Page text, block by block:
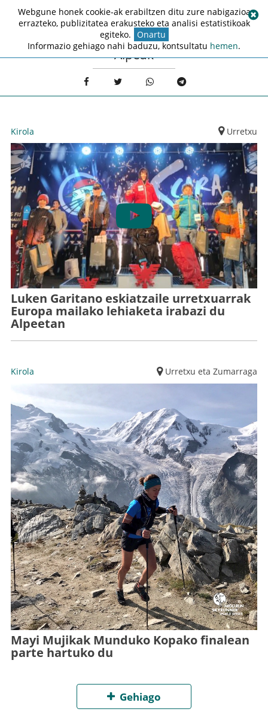
Alpeak
Kirola Urretxu
Luken Garitano eskiatzaile urretxuarrak
Europa mailako lehiaketa irabazi du
Alpeetan
Kirola Urretxu eta Zumarraga
Mayi Mujikak Munduko Kopako finalean
parte hartuko du
Gehiago
Webgune honek cookie-ak erabiltzen ditu zure nabigazioa
errazteko, publizitatea erakusteko eta analisi estatistikoak
egiteko. Onartu
Informazio gehiago nahi baduzu, kontsultatu hemen.